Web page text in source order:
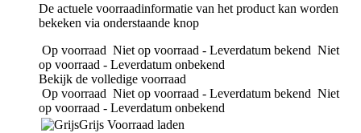
De actuele voorraadinformatie van het product kan worden
bekeken via onderstaande knop
Op voorraad Niet op voorraad - Leverdatum bekend Niet
op voorraad - Leverdatum onbekend
Bekijk de volledige voorraad
Op voorraad Niet op voorraad - Leverdatum bekend Niet
op voorraad - Leverdatum onbekend
Grijs Voorraad laden